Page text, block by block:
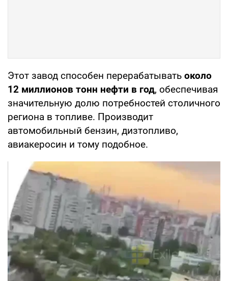
Этот завод способен перерабатывать около
12 миллионов тонн нефти в год, обеспечивая
значительную долю потребностей столичного
региона в топливе. Производит
автомобильный бензин, дизтопливо,
авиакеросин и тому подобное.